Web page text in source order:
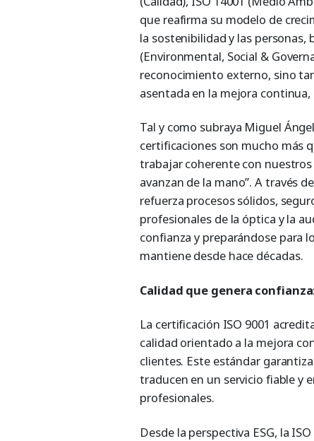
que reafirma su modelo de
la sostenibilidad y las personas,
(Environmental, Social &
reconocimiento externo, sino
asentada en la mejora
Tal y como subraya Miguel
certificaciones son mucho más
trabajar coherente con
avanzan de la mano”. A través
refuerza procesos sólidos,
profesionales de la óptica y la
confianza y preparándose para
mantiene desde hace décadas.
Calidad que genera confianza:
La certificación ISO 9001
calidad orientado a la mejora
clientes. Este estándar
traducen en un servicio fiable y
profesionales.
Desde la perspectiva ESG, la